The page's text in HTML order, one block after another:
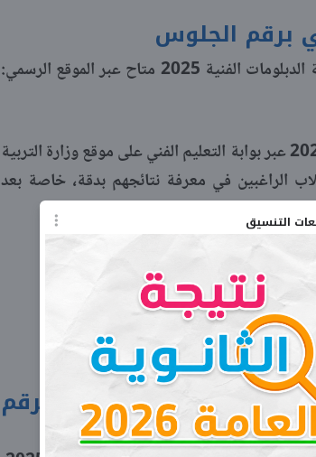
التنسيق
برقم الجلوس
عبر الموقع الرسمي:
يمثل هذا بوابة التعليم الفني الصناعي برقم الجلوس 2025 عبر بوابة التعليم الفني على موقع وزارة التربية
الراغبين في معرفة نتائجهم بدقة، خاصة بعد
2025 أم لا؟
والمعاهد الفنية
الفني الصناعي برقم